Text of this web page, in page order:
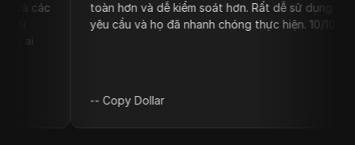
toàn hơn và dễ kiểm soát hơn. Rất dễ sử dụng và giá cả
yêu cầu và họ đã nhanh chóng thực hiện. 10/10, tôi rất thích.
Copy Dollar